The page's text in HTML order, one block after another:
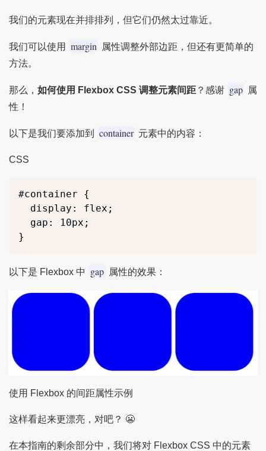
我们的元素现在并排排列，但它们仍然太过靠近。
我们可以使用 margin
属性调整外部边距，但还有更简单的
方法。
那么， 如何使用 Flexbox CSS 调整元素间距？感谢 gap
属
性！
以下是我们要添加到 container 元素中的内容：
CSS
#container {
  display: flex;
  gap: 10px;
}
以下是 Flexbox 中 gap 属性的效果：
使用 Flexbox 的间距属性示例
这样看起来更漂亮，对吧？ 😬
在本指南的剩余部分中，我们将对 Flexbox CSS 中的元素